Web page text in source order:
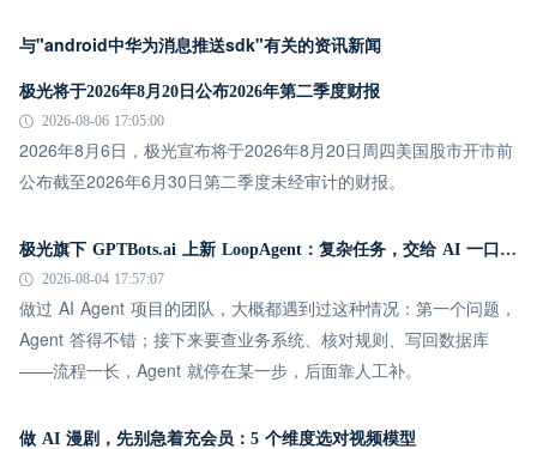
与"android中华为消息推送sdk"有关的资讯新闻
极光将于2026年8月20日公布2026年第二季度财报
2026-08-06 17:05:00
2026年8月6日，极光宣布将于2026年8月20日周四美国股市开市前
公布截至2026年6月30日第二季度未经审计的财报。
极光旗下 GPTBots.ai 上新 LoopAgent：复杂任务，交给 AI 一口气跑完
2026-08-04 17:57:07
做过 AI Agent 项目的团队，大概都遇到过这种情况：第一个问题，
Agent 答得不错；接下来要查业务系统、核对规则、写回数据库
——流程一长，Agent 就停在某一步，后面靠人工补。
做 AI 漫剧，先别急着充会员：5 个维度选对视频模型